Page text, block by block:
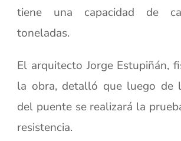
tiene una capacidad de
toneladas.
El arquitecto Jorge Estupiñán,
la obra, detalló que luego de
del puente se realizará la
resistencia.